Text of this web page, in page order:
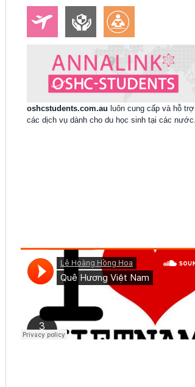
oshcstudents.com.au luôn cung cấp và hỗ trợ
các dịch vụ dành cho du học sinh tại các nước.